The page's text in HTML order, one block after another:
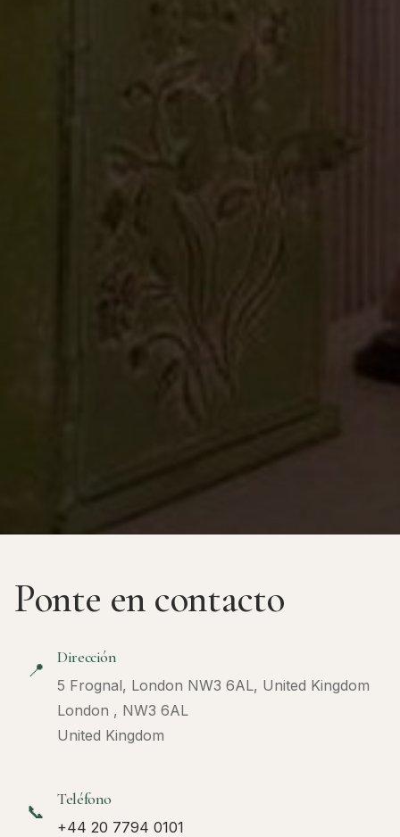
Ponte en contacto
📍
Dirección
5 Frognal, London NW3 6AL, United Kingdom
London , NW3 6AL
United Kingdom
📞
Teléfono
+44 20 7794 0101